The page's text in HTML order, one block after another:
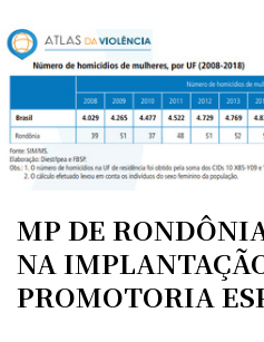
MP DE
NA
PROMOTORIA